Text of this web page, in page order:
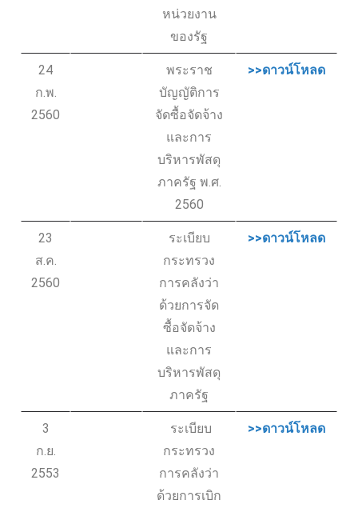
หน่วยงาน
ของรัฐ
24
ก.พ.
2560
พระราช
บัญญัติการ
จัดซื้อจัดจ้าง
และการ
บริหารพัสดุ
ภาครัฐ พ.ศ.
2560
>>ดาวน์โหลด
23
ส.ค.
2560
ระเบียบ
กระทรวง
การคลังว่า
ด้วยการจัด
ซื้อจัดจ้าง
และการ
บริหารพัสดุ
ภาครัฐ
>>ดาวน์โหลด
3
ก.ย.
2553
ระเบียบ
กระทรวง
การคลังว่า
ด้วยการเบิก
>>ดาวน์โหลด